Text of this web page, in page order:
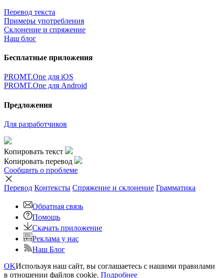
Перевод текста
Примеры употребления
Склонение и спряжение
Наш блог
Бесплатные приложения
PROMT.One для iOS
PROMT.One для Android
Предложения
Для разработчиков
Копировать текст
Копировать перевод
Сообщить о проблеме
Перевод Контексты Спряжение и склонение Грамматика
Обратная связь
Помощь
Скачать приложение
Реклама у нас
Наш Блог
OKИспользуя наш сайт, вы соглашаетесь с нашими правилами
в отношении файлов cookie. Подробнее